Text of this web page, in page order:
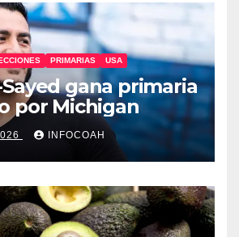
PRIMARIAS USA
gana primaria
por Michigan
INFOCOAH